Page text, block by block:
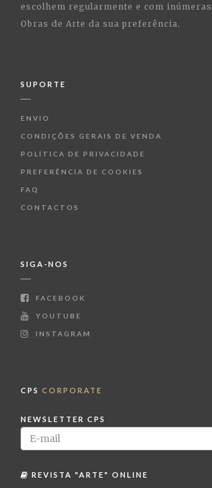
escolhem regularmente e com
Obras de Arte da sua preferência.
SUPORTE
ENVIO
CONDIÇÕES GERAIS DE VENDA
POLÍTICA DE PRIVACIDADE
PREFERÊNCIA DE COOKIES
FAQ
CONTACTOS
SIGA-NOS
FACEBOOK
YOUTUBE
INSTAGRAM
CPS CORPORATE
NEWSLETTER CPS
REVISTA "ARTE" ONLINE